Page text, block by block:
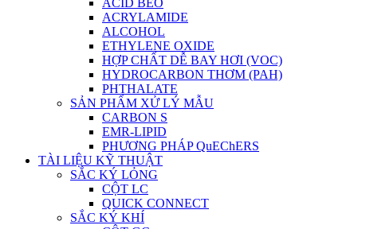
ACID BÉO
ACRYLAMIDE
ALCOHOL
ETHYLENE OXIDE
HỢP CHẤT DỄ BAY HƠI (VOC)
HYDROCARBON THƠM (PAH)
PHTHALATE
SẢN PHẨM XỬ LÝ MẪU
CARBON S
EMR-LIPID
PHƯƠNG PHÁP QuEChERS
TÀI LIỆU KỸ THUẬT
SẮC KÝ LỎNG
CỘT LC
QUICK CONNECT
SẮC KÝ KHÍ